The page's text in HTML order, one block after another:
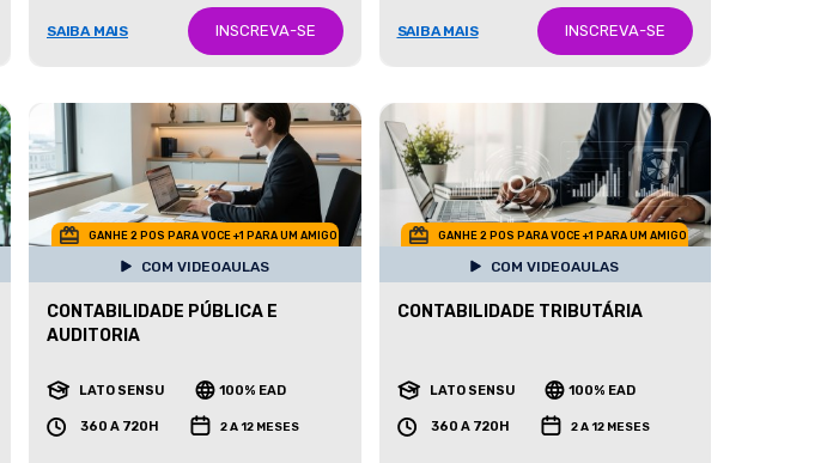
SAIBA MAIS INSCREVA-SE SAIBA MAIS INSCREVA-SE
GANHE 2 POS PARA VOCE +1 PARA UM AMIGO
COM VIDEOAULAS
CONTABILIDADE PÚBLICA E
AUDITORIA
LATO SENSU 100% EAD
360 A 720H 2 A 12 MESES
GANHE 2 POS PARA VOCE +1 PARA UM AMIGO
COM VIDEOAULAS
CONTABILIDADE TRIBUTÁRIA
LATO SENSU 100% EAD
360 A 720H 2 A 12 MESES